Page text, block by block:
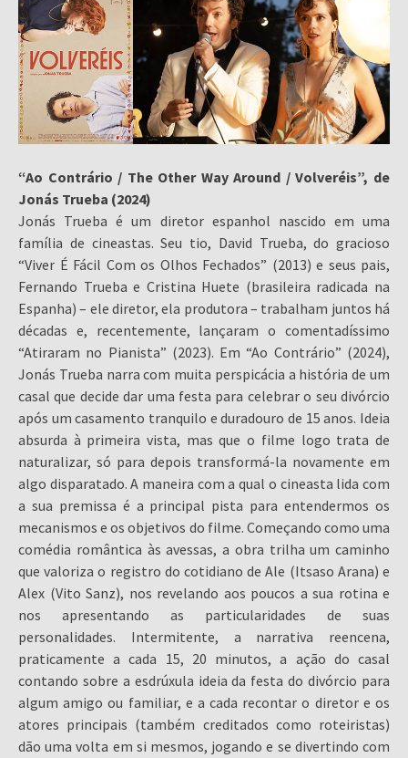
“Ao Contrário / The Other Way Around / Volveréis”, de
Jonás Trueba (2024)
Jonás Trueba é um diretor espanhol nascido em uma
família de cineastas. Seu tio, David Trueba, do gracioso
“Viver É Fácil Com os Olhos Fechados” (2013) e seus pais,
Fernando Trueba e Cristina Huete (brasileira radicada na
Espanha) – ele diretor, ela produtora – trabalham juntos há
décadas e, recentemente, lançaram o comentadíssimo
“Atiraram no Pianista” (2023). Em “Ao Contrário” (2024),
Jonás Trueba narra com muita perspicácia a história de um
casal que decide dar uma festa para celebrar o seu divórcio
após um casamento tranquilo e duradouro de 15 anos. Ideia
absurda à primeira vista, mas que o filme logo trata de
naturalizar, só para depois transformá-la novamente em
algo disparatado. A maneira com a qual o cineasta lida com
a sua premissa é a principal pista para entendermos os
mecanismos e os objetivos do filme. Começando como uma
comédia romântica às avessas, a obra trilha um caminho
que valoriza o registro do cotidiano de Ale (Itsaso Arana) e
Alex (Vito Sanz), nos revelando aos poucos a sua rotina e
nos apresentando as particularidades de suas
personalidades. Intermitente, a narrativa reencena,
praticamente a cada 15, 20 minutos, a ação do casal
contando sobre a esdrúxula ideia da festa do divórcio para
algum amigo ou familiar, e a cada recontar o diretor e os
atores principais (também creditados como roteiristas)
dão uma volta em si mesmos, jogando e se divertindo com